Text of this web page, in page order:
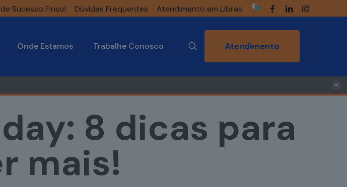
Sucesso Finsol Dúvidas Frequentes Atendimento em Libras
Onde Estamos Trabalhe Conosco Atendimento
×
8 dicas para
mais!